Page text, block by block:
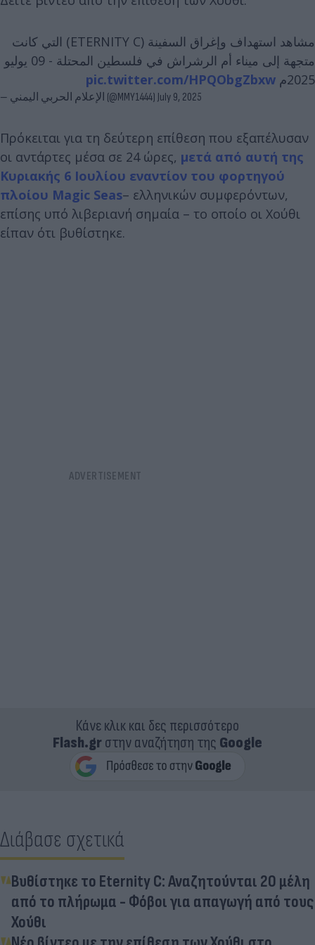
مشاهد استهداف وإغراق السفينة (ETERNITY C) التي كانت
متجهة إلى ميناء أم الرشراش في فلسطين المحتلة - 09 يوليو
2025م
pic.twitter.com/HPQObgZbxw
— الإعلام الحربي اليمني (@MMY1444) July 9, 2025
Πρόκειται για τη δεύτερη επίθεση που εξαπέλυσαν
οι αντάρτες μέσα σε 24 ώρες, μετά από αυτή της
Κυριακής 6 Ιουλίου εναντίον του φορτηγού
πλοίου Magic Seas– ελληνικών συμφερόντων,
επίσης υπό λιβεριανή σημαία – το οποίο οι Χούθι
είπαν ότι βυθίστηκε.
Κάνε κλικ και δες περισσότερο
Flash.grστην αναζήτηση της Google
Διάβασε σχετικά
Βυθίστηκε το Eternity C: Αναζητούνται 20 μέλη
από το πλήρωμα - Φόβοι για απαγωγή από τους
Χούθι